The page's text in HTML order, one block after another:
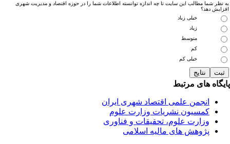
نظر شما مطالب این سایت تا چه اندازه توانسته اطلاعات شما را در حوزه اقتصاد و مدیریت شهری
دهد؟
خیلی زیاد
زیاد
متوسط
خیلی کم
های مرتبط
انجمن علمی اقتصاد شهری ایران
کمسیون نشریات وزارت علوم
وزارت علوم، تحقیقات و فناوری
پژوهش های مالیه اسلامی